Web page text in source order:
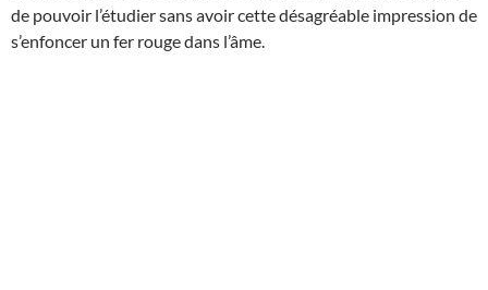
de pouvoir l’étudier sans avoir cette désagréable impression de
s’enfoncer un fer rouge dans l’âme.